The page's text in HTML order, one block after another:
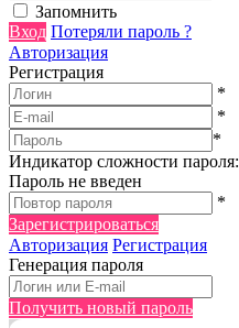
Запомнить
Вход Потеряли пароль ?
Авторизация
Регистрация
*
*
*
Индикатор сложности пароля:
Пароль не введен
*
Зарегистрироваться
Авторизация Регистрация
Генерация пароля
Получить новый пароль